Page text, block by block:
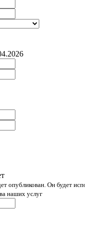
опубликован. Он будет
наших услуг